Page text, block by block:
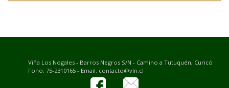
Viña Los Nogales - Barros Negros S/N - Camino a Tutuquén, Curicó
Fono: 75-2310165 - Email: contacto@vln.cl